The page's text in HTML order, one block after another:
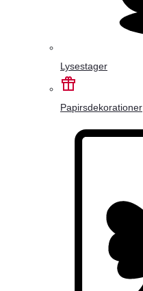
Lysestager
Papirsdekorationer